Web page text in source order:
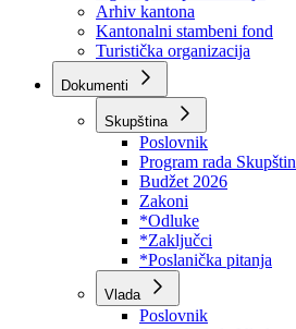
BPK šume
RTV BPK
Agencija za privatizaciju
Arhiv kantona
Kantonalni stambeni fond
Turistička organizacija
Dokumenti
Skupština
Poslovnik
Program rada Skupštine
Budžet 2026
Zakoni
*Odluke
*Zaključci
*Poslanička pitanja